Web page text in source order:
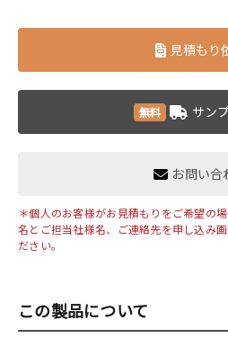
見積もり
無料 サン
お問い合
＊個人のお客様がお見積もりをご希望の
名とご担当社様名、ご連絡先を申し込み
ださい。
この製品について